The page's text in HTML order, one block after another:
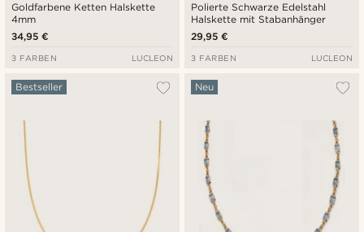
Goldfarbene Ketten Halskette
4mm
34,95 €
3 FARBEN LUCLEON
Polierte Schwarze Edelstahl
Halskette mit Stabanhänger
29,95 €
3 FARBEN LUCLEON
Bestseller Neu